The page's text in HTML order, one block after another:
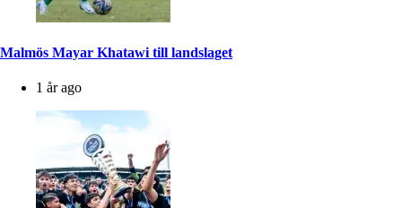
Malmös Mayar Khatawi till landslaget
1 år ago